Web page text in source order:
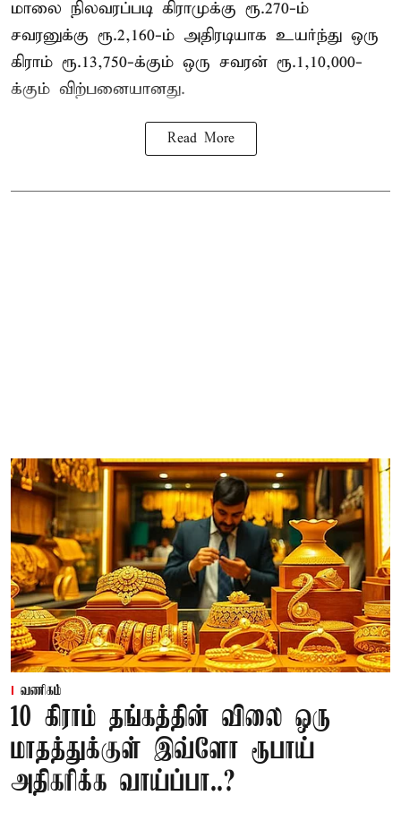
மாலை நிலவரப்படி கிராமுக்கு ரூ.270-ம்
சவரனுக்கு ரூ.2,160-ம் அதிரடியாக உயர்ந்து ஒரு
கிராம் ரூ.13,750-க்கும் ஒரு சவரன் ரூ.1,10,000-
க்கும் விற்பனையானது.
Read More
வணிகம்
10 கிராம் தங்கத்தின் விலை ஒரு
மாதத்துக்குள் இவ்ளோ ரூபாய்
அதிகரிக்க வாய்ப்பா..?